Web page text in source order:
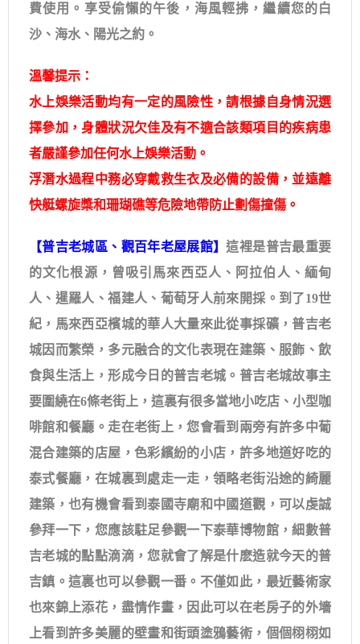
費使用。享受偷懶的午後，海風輕拂，繼續您的白
沙、海水、陽光之約。
溫馨提示：
水上娛樂活動均有一定的風險性，請根據自身情況選
擇參加，身體狀況欠佳及有不適合該類項目的疾病患
者嚴謹參加任何水上娛樂活動。
浮潛水過程中務必穿戴救生衣及必備的設備，並遠離
快艇螺旋槳和珊瑚礁等危險地帶防止劃傷撞傷。
【普吉老城區、觀百年老屋展館】這裡是普吉最重要
的文化根源，曾吸引馬來西亞人、阿拉伯人、緬甸
人、暹羅人、福建人、葡萄牙人前來開採。到了19世
紀，馬來西亞檳城的華人大量來此從事採礦，普吉老
城因而繁榮，多元融合的文化表現在建築、服飾、飲
食與生活上，形成今日的普吉老城。普吉老城故事主
要圍繞在6條老街上，這裏有很多當地小吃店、小型咖
啡館和餐廳。走在老街上，您會看到兩旁有許多中葡
混合建築的店屋，色彩繽紛的小店，許多地道好吃的
泰式餐廳，在城裏到處走一走，領略老街沿途的綺麗
建築，也有機會看到泰國寺廟和中國道觀，可以虔誠
參拜一下，您應該駐足參觀一下泰華博物館，細數普
吉老城的點點滴滴，您就會了解是什麽造就今天的普
吉鎮。這裏也可以參觀一番。不僅如此，最近藝術家
也來錦上添花，盡情作畫，因此可以在老房子的外墻
上看到許多美麗的壁畫和街頭塗鴉藝術，個個栩栩如